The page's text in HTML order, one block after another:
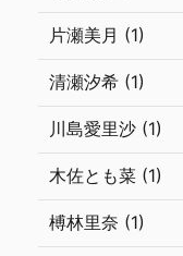
片瀬美月 (1)
清瀬汐希 (1)
川島愛里沙 (1)
木佐とも菜 (1)
榑林里奈 (1)